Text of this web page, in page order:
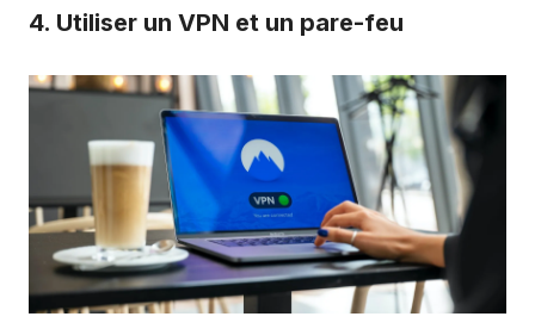
4. Utiliser un VPN et un pare-feu